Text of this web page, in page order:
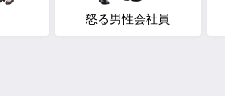
怒る男性会社員